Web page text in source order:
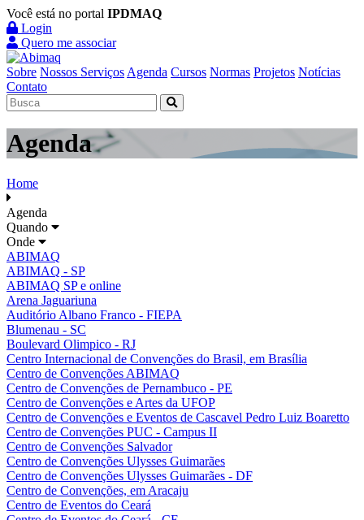
Você está no portal IPDMAQ
Login
Quero me associar
Sobre Nossos Serviços Agenda Cursos Normas Projetos Notícias
Contato
Agenda
Home
Agenda
Quando
Onde
ABIMAQ
ABIMAQ - SP
ABIMAQ SP e online
Arena Jaguariuna
Auditório Albano Franco - FIEPA
Blumenau - SC
Boulevard Olimpico - RJ
Centro Internacional de Convenções do Brasil, em Brasília
Centro de Convenções ABIMAQ
Centro de Convenções de Pernambuco - PE
Centro de Convenções e Artes da UFOP
Centro de Convenções e Eventos de Cascavel Pedro Luiz Boaretto
Centro de Convenções PUC - Campus II
Centro de Convenções Salvador
Centro de Convenções Ulysses Guimarães
Centro de Convenções Ulysses Guimarães - DF
Centro de Convenções, em Aracaju
Centro de Eventos do Ceará